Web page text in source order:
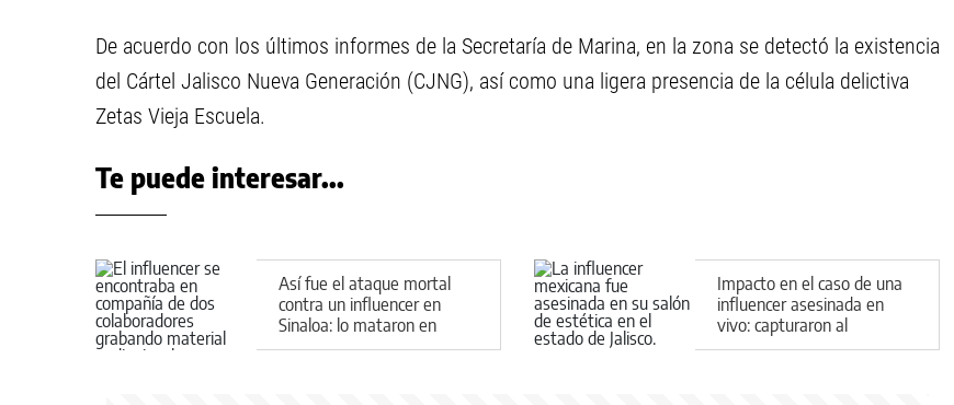
De acuerdo con los últimos informes de la Secretaría de Marina, en la zona se detectó la existencia
del Cártel Jalisco Nueva Generación (CJNG), así como una ligera presencia de la célula delictiva
Zetas Vieja Escuela.
Te puede interesar...
Así fue el ataque mortal
contra un influencer en
Sinaloa: lo mataron en
medio de una transmisión
Impacto en el caso de una
influencer asesinada en
vivo: capturaron al
sospechoso de ejecutar los